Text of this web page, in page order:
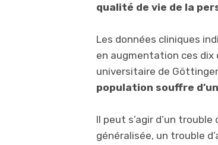
qualité de vie de la
Les données cliniques
en augmentation ces dix
universitaire de
population souffre
Il peut s’agir d’un
généralisée, un trouble